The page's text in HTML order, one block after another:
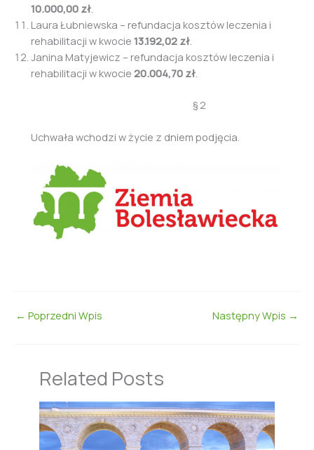
10.000,00 zł
Laura Łubniewska – refundacja kosztów leczenia i
rehabilitacji w kwocie 13.192,02 zł
Janina Matyjewicz – refundacja kosztów leczenia i
rehabilitacji w kwocie 20.004,70 zł
§ 2
Uchwała wchodzi w życie z dniem podjęcia.
← Poprzedni Wpis Następny Wpis →
Related Posts